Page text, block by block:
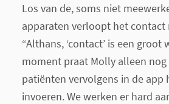
Los van de, soms niet
apparaten verloopt het contact
“Althans, ‘contact’ is een groot
moment praat Molly alleen nog
patiënten vervolgens in de app
invoeren. We werken er hard